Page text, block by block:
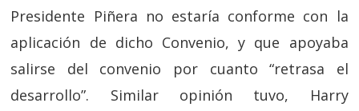
Presidente Piñera no estaría conforme con la
aplicación de dicho Convenio, y que apoyaba
salirse del convenio por cuanto “retrasa el
desarrollo”. Similar opinión tuvo, Harry